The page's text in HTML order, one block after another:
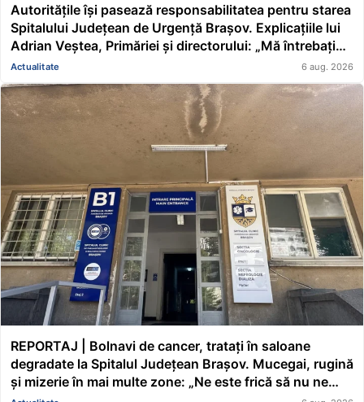
Autoritățile își pasează responsabilitatea pentru starea
Spitalului Județean de Urgență Brașov. Explicațiile lui
Adrian Veștea, Primăriei și directorului: „Mă întrebați
pe mine de ce nu s-au renovat în ultimii 36 de ani?”
Actualitate 6 aug. 2026
REPORTAJ | Bolnavi de cancer, tratați în saloane
degradate la Spitalul Județean Brașov. Mucegai, rugină
și mizerie în mai multe zone: „Ne este frică să nu ne